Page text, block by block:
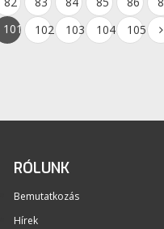
101 102 103 104 105
RÓLUNK
Bemutatkozás
Hírek